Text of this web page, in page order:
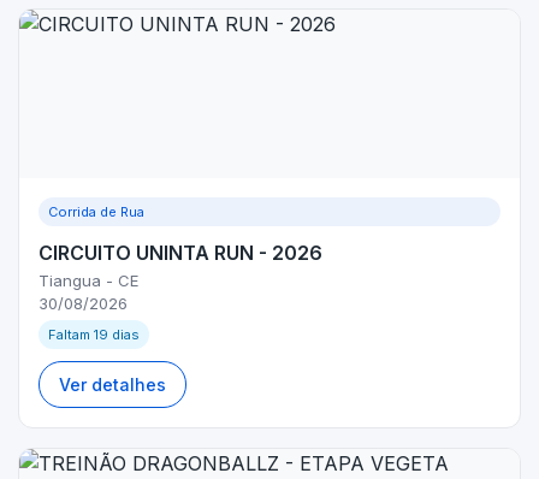
Corrida de Rua
CIRCUITO UNINTA RUN - 2026
Tiangua - CE
30/08/2026
Faltam 19 dias
Ver detalhes